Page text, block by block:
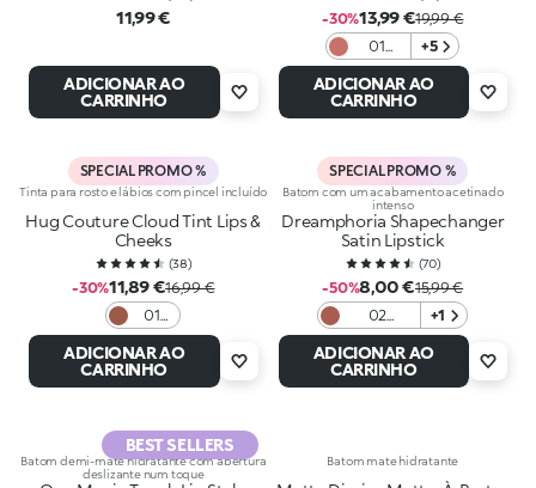
11,99 €
ADICIONAR AO
CARRINHO
-30%13,99 €19,99 €
01
Rebel
Mauve
+5
ADICIONAR AO
CARRINHO
SPECIAL PROMO %
Tinta para rosto e lábios com pincel incluído
Hug Couture Cloud Tint Lips &
Cheeks
(38)
-30%11,89 €16,99 €
01
Fluffy
Flush
ADICIONAR AO
CARRINHO
SPECIAL PROMO %
Batom com um acabamento acetinado
intenso
Dreamphoria Shapechanger
Satin Lipstick
(70)
-50%8,00 €15,99 €
02
Charmed
Rose
+1
ADICIONAR AO
CARRINHO
BEST SELLERS
Batom demi-mate hidratante com abertura
deslizante num toque
Batom mate hidratante